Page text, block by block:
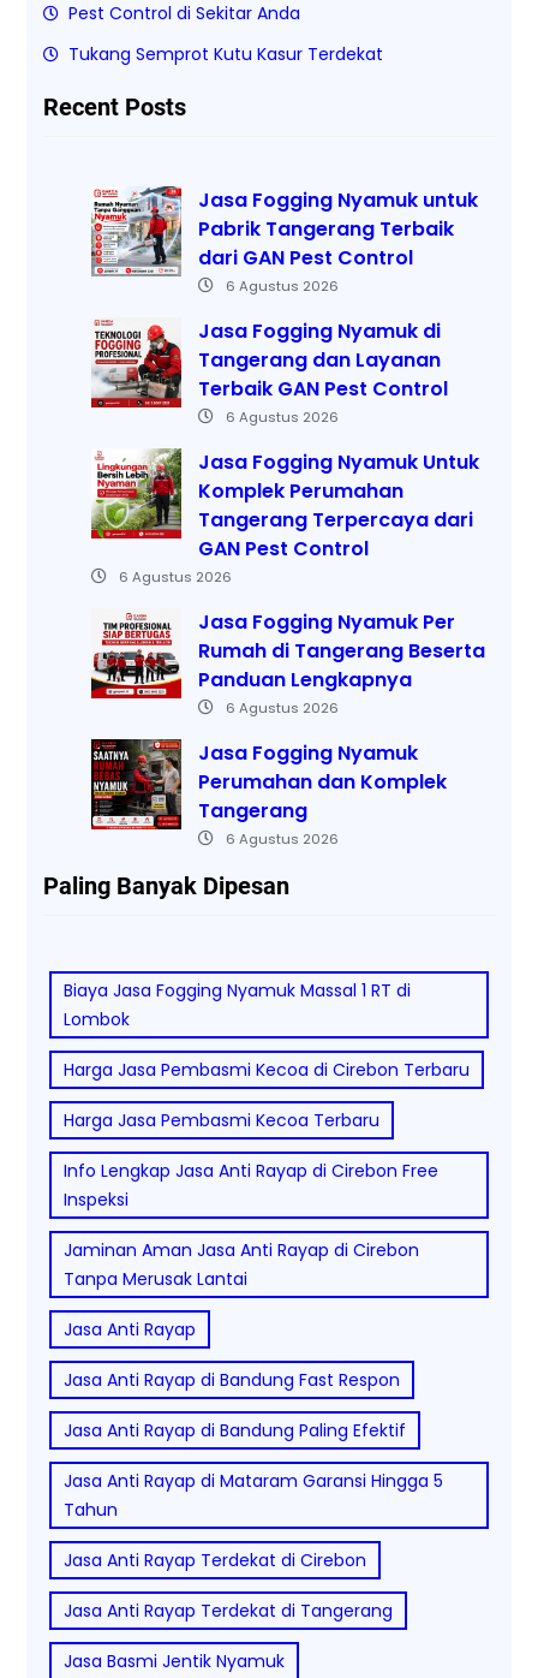
Pest Control di Sekitar Anda
Tukang Semprot Kutu Kasur Terdekat
Recent Posts
Jasa Fogging Nyamuk untuk
Pabrik Tangerang Terbaik
dari GAN Pest Control
6 Agustus 2026
Jasa Fogging Nyamuk di
Tangerang dan Layanan
Terbaik GAN Pest Control
6 Agustus 2026
Jasa Fogging Nyamuk Untuk
Komplek Perumahan
Tangerang Terpercaya dari
GAN Pest Control
6 Agustus 2026
Jasa Fogging Nyamuk Per
Rumah di Tangerang Beserta
Panduan Lengkapnya
6 Agustus 2026
Jasa Fogging Nyamuk
Perumahan dan Komplek
Tangerang
6 Agustus 2026
Paling Banyak Dipesan
Biaya Jasa Fogging Nyamuk Massal 1 RT di
Lombok
Harga Jasa Pembasmi Kecoa di Cirebon Terbaru
Harga Jasa Pembasmi Kecoa Terbaru
Info Lengkap Jasa Anti Rayap di Cirebon Free
Inspeksi
Jaminan Aman Jasa Anti Rayap di Cirebon
Tanpa Merusak Lantai
Jasa Anti Rayap
Jasa Anti Rayap di Bandung Fast Respon
Jasa Anti Rayap di Bandung Paling Efektif
Jasa Anti Rayap di Mataram Garansi Hingga 5
Tahun
Jasa Anti Rayap Terdekat di Cirebon
Jasa Anti Rayap Terdekat di Tangerang
Jasa Basmi Jentik Nyamuk